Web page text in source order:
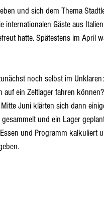
und sich dem Thema
Gäste aus
hatte. Spätestens im April
noch selbst im
ein Zeltlager fahren
Juni klärten sich dann
und ein Lager
und Programm kalkuliert